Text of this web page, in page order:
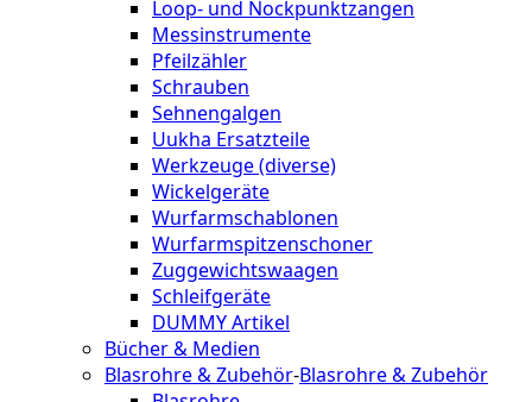
Loop- und Nockpunktzangen
Messinstrumente
Pfeilzähler
Schrauben
Sehnengalgen
Uukha Ersatzteile
Werkzeuge (diverse)
Wickelgeräte
Wurfarmschablonen
Wurfarmspitzenschoner
Zuggewichtswaagen
Schleifgeräte
DUMMY Artikel
Bücher & Medien
Blasrohre & Zubehör-Blasrohre & Zubehör